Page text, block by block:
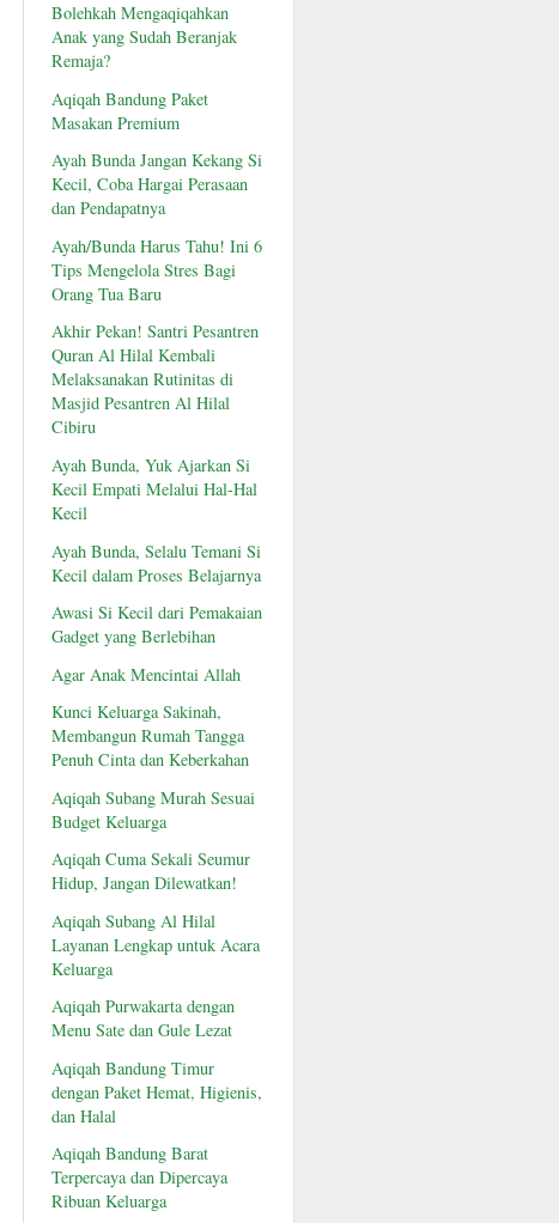
Bolehkah Mengaqiqahkan
Anak yang Sudah Beranjak
Remaja?
Aqiqah Bandung Paket
Masakan Premium
Ayah Bunda Jangan Kekang Si
Kecil, Coba Hargai Perasaan
dan Pendapatnya
Ayah/Bunda Harus Tahu! Ini 6
Tips Mengelola Stres Bagi
Orang Tua Baru
Akhir Pekan! Santri Pesantren
Quran Al Hilal Kembali
Melaksanakan Rutinitas di
Masjid Pesantren Al Hilal
Cibiru
Ayah Bunda, Yuk Ajarkan Si
Kecil Empati Melalui Hal-Hal
Kecil
Ayah Bunda, Selalu Temani Si
Kecil dalam Proses Belajarnya
Awasi Si Kecil dari Pemakaian
Gadget yang Berlebihan
Agar Anak Mencintai Allah
Kunci Keluarga Sakinah,
Membangun Rumah Tangga
Penuh Cinta dan Keberkahan
Aqiqah Subang Murah Sesuai
Budget Keluarga
Aqiqah Cuma Sekali Seumur
Hidup, Jangan Dilewatkan!
Aqiqah Subang Al Hilal
Layanan Lengkap untuk Acara
Keluarga
Aqiqah Purwakarta dengan
Menu Sate dan Gule Lezat
Aqiqah Bandung Timur
dengan Paket Hemat, Higienis,
dan Halal
Aqiqah Bandung Barat
Terpercaya dan Dipercaya
Ribuan Keluarga